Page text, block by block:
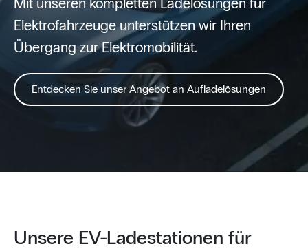
Mit unseren kompletten Ladelösungen für
Elektrofahrzeuge unterstützen wir Ihren
Übergang zur Elektromobilität.
Entdecken Sie unser Angebot an Aufladelösungen
Unsere EV-Ladestationen für